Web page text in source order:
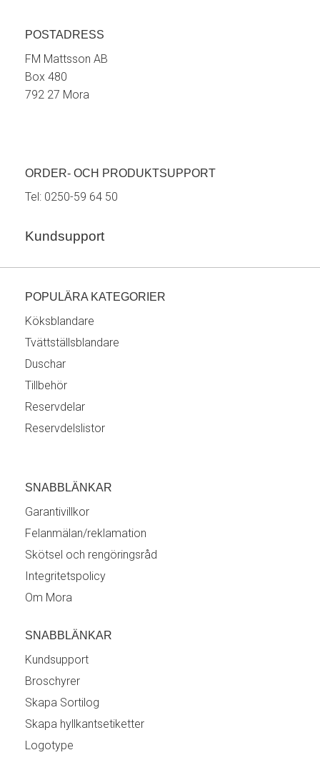
POSTADRESS
FM Mattsson AB
Box 480
792 27 Mora
ORDER- OCH PRODUKTSUPPORT
Tel: 0250-59 64 50
Kundsupport
POPULÄRA KATEGORIER
Köksblandare
Tvättställsblandare
Duschar
Tillbehör
Reservdelar
Reservdelslistor
SNABBLÄNKAR
Garantivillkor
Felanmälan/reklamation
Skötsel och rengöringsråd
Integritetspolicy
Om Mora
SNABBLÄNKAR
Kundsupport
Broschyrer
Skapa Sortilog
Skapa hyllkantsetiketter
Logotype